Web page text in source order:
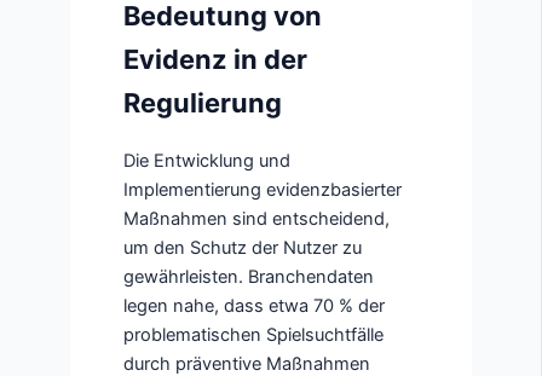
Bedeutung von
Evidenz in der
Regulierung
Die Entwicklung und
Implementierung evidenzbasierter
Maßnahmen sind entscheidend,
um den Schutz der Nutzer zu
gewährleisten. Branchendaten
legen nahe, dass etwa 70 % der
problematischen Spielsuchtfälle
durch präventive Maßnahmen